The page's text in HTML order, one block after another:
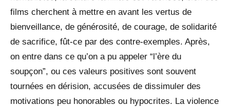
films cherchent à mettre en avant les vertus de
bienveillance, de générosité, de courage, de solidarité
de sacrifice, fût-ce par des contre-exemples. Après,
on entre dans ce qu’on a pu appeler “l’ère du
soupçon”, ou ces valeurs positives sont souvent
tournées en dérision, accusées de dissimuler des
motivations peu honorables ou hypocrites. La violence